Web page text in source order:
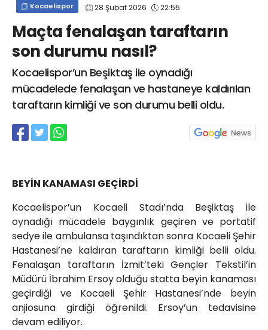
Kocaelispor 28 Şubat 2026 22:55
Maçta fenalaşan taraftarın
son durumu nasıl?
Kocaelispor’un Beşiktaş ile oynadığı
mücadelede fenalaşan ve hastaneye kaldırılan
taraftarın kimliği ve son durumu belli oldu.
BEYİN KANAMASI GEÇİRDİ
Kocaelispor’un Kocaeli Stadı’nda Beşiktaş ile
oynadığı mücadele baygınlık geçiren ve portatif
sedye ile ambulansa taşındıktan sonra Kocaeli Şehir
Hastanesi’ne kaldıran taraftarın kimliği belli oldu.
Fenalaşan taraftarın İzmit’teki Gençler Tekstil’in
Müdürü İbrahim Ersoy olduğu statta beyin kanaması
geçirdiği ve Kocaeli Şehir Hastanesi’nde beyin
anjiosuna girdiği öğrenildi. Ersoy’un tedavisine
devam ediliyor.
info@spor41.com